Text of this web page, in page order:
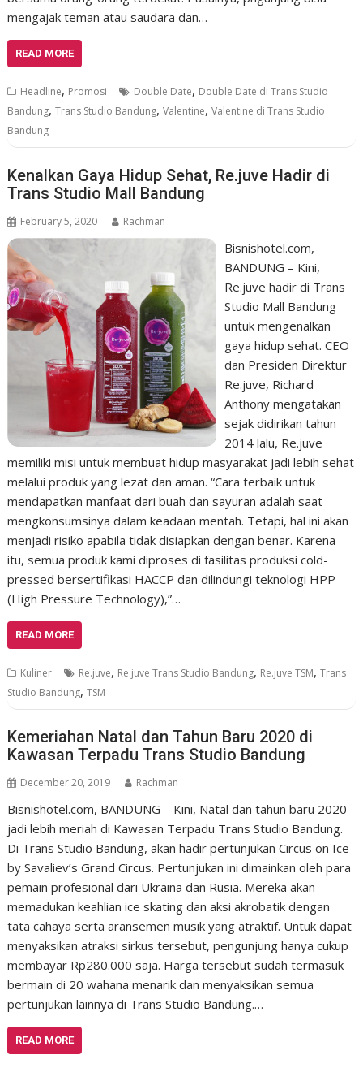
mengajak teman atau saudara dan…
READ MORE
Headline, Promosi Double Date, Double Date di Trans Studio
Bandung,Trans Studio Bandung,Valentine,Valentine di Trans Studio
Bandung
Kenalkan Gaya Hidup Sehat, Re.juve Hadir di
Trans Studio Mall Bandung
February 5, 2020 Rachman
Bisnishotel.com,
BANDUNG – Kini,
Re.juve hadir di Trans
Studio Mall Bandung
untuk mengenalkan
gaya hidup sehat. CEO
dan Presiden Direktur
Re.juve, Richard
Anthony mengatakan
sejak didirikan tahun
2014 lalu, Re.juve
memiliki misi untuk membuat hidup masyarakat jadi lebih sehat
melalui produk yang lezat dan aman. “Cara terbaik untuk
mendapatkan manfaat dari buah dan sayuran adalah saat
mengkonsumsinya dalam keadaan mentah. Tetapi, hal ini akan
menjadi risiko apabila tidak disiapkan dengan benar. Karena
itu, semua produk kami diproses di fasilitas produksi cold-
pressed bersertifikasi HACCP dan dilindungi teknologi HPP
(High Pressure Technology),”…
READ MORE
Kuliner Re.juve, Re.juve Trans Studio Bandung, Re.juve TSM,Trans
Studio Bandung,TSM
Kemeriahan Natal dan Tahun Baru 2020 di
Kawasan Terpadu Trans Studio Bandung
December 20, 2019 Rachman
Bisnishotel.com, BANDUNG – Kini, Natal dan tahun baru 2020
jadi lebih meriah di Kawasan Terpadu Trans Studio Bandung.
Di Trans Studio Bandung, akan hadir pertunjukan Circus on Ice
by Savaliev’s Grand Circus. Pertunjukan ini dimainkan oleh para
pemain profesional dari Ukraina dan Rusia. Mereka akan
memadukan keahlian ice skating dan aksi akrobatik dengan
tata cahaya serta aransemen musik yang atraktif. Untuk dapat
menyaksikan atraksi sirkus tersebut, pengunjung hanya cukup
membayar Rp280.000 saja. Harga tersebut sudah termasuk
bermain di 20 wahana menarik dan menyaksikan semua
pertunjukan lainnya di Trans Studio Bandung.…
READ MORE